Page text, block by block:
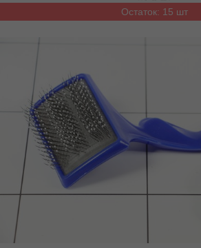
Остаток: 15 шт